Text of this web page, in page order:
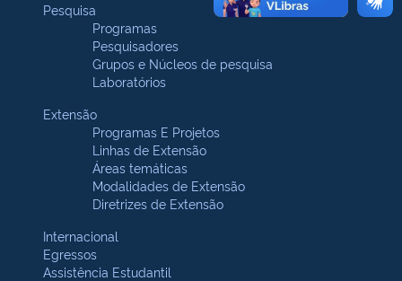
Pesquisa
Programas
Pesquisadores
Grupos e Núcleos de pesquisa
Laboratórios
Extensão
Programas E Projetos
Linhas de Extensão
Áreas temáticas
Modalidades de Extensão
Diretrizes de Extensão
Internacional
Egressos
Assistência Estudantil